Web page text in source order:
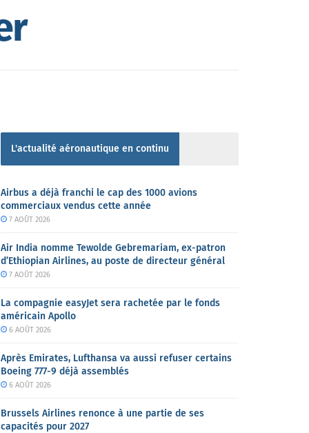
L'actualité aéronautique en continu
Airbus a déjà franchi le cap des 1000 avions
commerciaux vendus cette année
7 AOÛT 2026
Air India nomme Tewolde Gebremariam, ex-patron
d’Ethiopian Airlines, au poste de directeur général
7 AOÛT 2026
La compagnie easyJet sera rachetée par le fonds
américain Apollo
6 AOÛT 2026
Après Emirates, Lufthansa va aussi refuser certains
Boeing 777-9 déjà assemblés
6 AOÛT 2026
Brussels Airlines renonce à une partie de ses
capacités pour 2027